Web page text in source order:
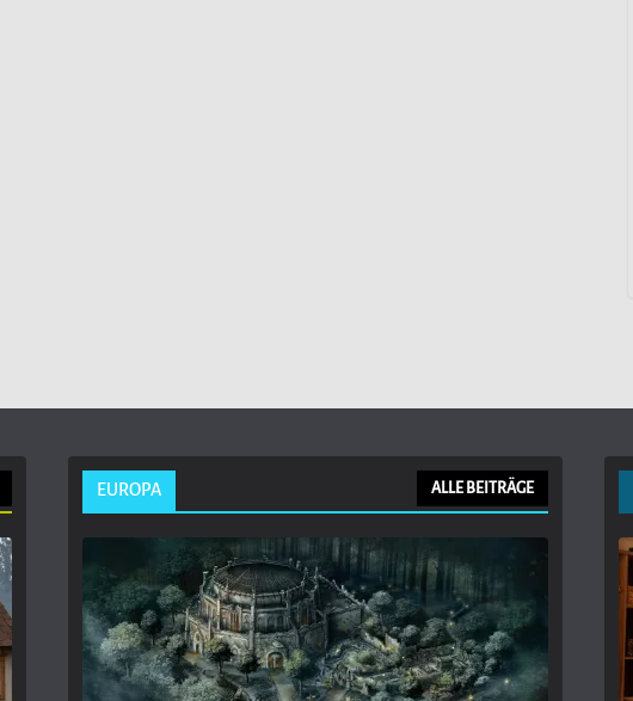
EUROPA ALLE BEITRÄGE